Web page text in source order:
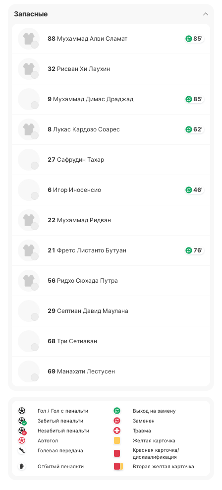
Запасные
88 Му­ха­ммад Алви Сламат 85'
32 Рисван Хи Лаухин
9 Му­ха­ммад Димас Дра­джад 85'
8 Лукас Ка­рдо­зо Соарес 62'
27 Са­фру­дин Тахар
6 Игор Ино­се­нсио 46'
22 Му­ха­ммад Ридван
21 Фретс Ли­ста­нто Бутуан 76'
56 Ридхо Сюхада Путра
29 Се­птиан Давид Мау­ла­на
68 Три Се­тиа­ван
69 Ма­на­ха­ти Ле­сту­сен
Гол / Гол с пенальти
Забитый пенальти
Незабитый пенальти
Автогол
Голевая передача
Отбитый пенальти
Выход на замену
Заменен
Травма
Желтая карточка
Красная карточка/
дисквалификация
Вторая желтая карточка